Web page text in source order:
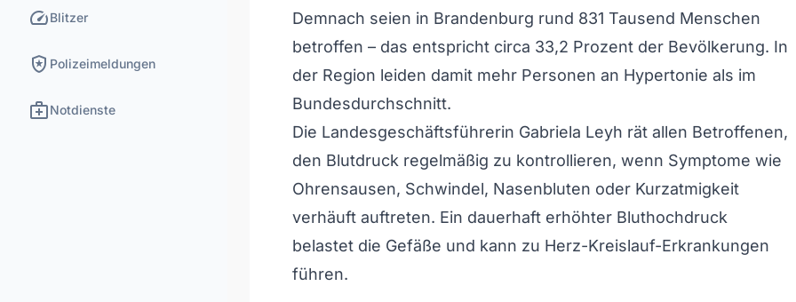
speedBlitzer
local_police Polizeimeldungen
medical_servicesNotdienste
Demnach seien in Brandenburg rund 831 Tausend Menschen
betroffen – das entspricht circa 33,2 Prozent der Bevölkerung. In
der Region leiden damit mehr Personen an Hypertonie als im
Bundesdurchschnitt.
Die Landesgeschäftsführerin Gabriela Leyh rät allen Betroffenen,
den Blutdruck regelmäßig zu kontrollieren, wenn Symptome wie
Ohrensausen, Schwindel, Nasenbluten oder Kurzatmigkeit
verhäuft auftreten. Ein dauerhaft erhöhter Bluthochdruck
belastet die Gefäße und kann zu Herz-Kreislauf-Erkrankungen
führen.